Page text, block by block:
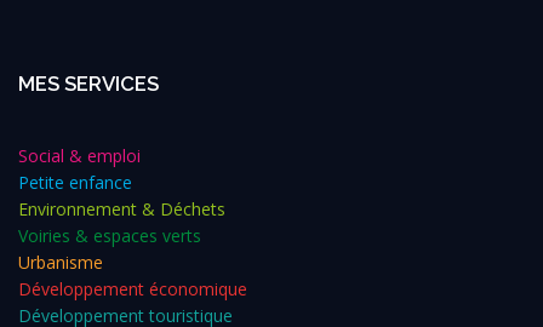
MES SERVICES
Social & emploi
Petite enfance
Environnement & Déchets
Voiries & espaces verts
Urbanisme
Développement économique
Développement touristique